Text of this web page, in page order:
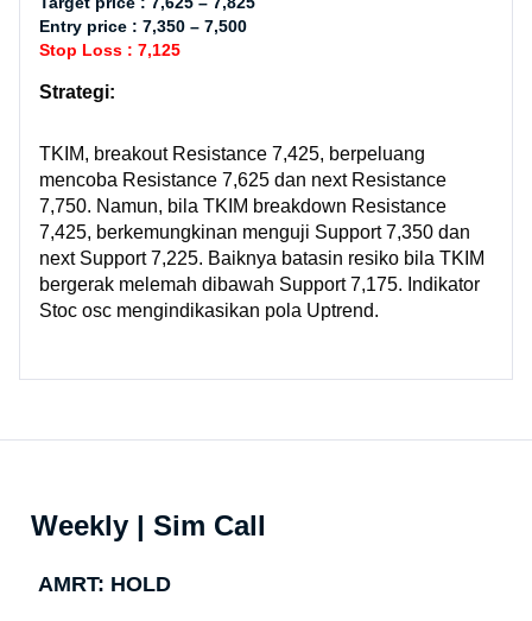
Entry price : 7,350 – 7,500
Stop Loss : 7,125
Strategi:
TKIM, breakout Resistance 7,425, berpeluang
mencoba Resistance 7,625 dan next Resistance
7,750. Namun, bila TKIM breakdown Resistance
7,425, berkemungkinan menguji Support 7,350 dan
next Support 7,225. Baiknya batasin resiko bila TKIM
bergerak melemah dibawah Support 7,175. Indikator
Stoc osc mengindikasikan pola Uptrend.
Weekly | Sim Call
AMRT: HOLD